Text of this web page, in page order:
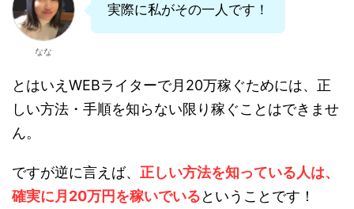
なな
実際に私がその一人です！
とはいえWEBライターで月20万稼ぐためには、正
しい方法・手順を知らない限り稼ぐことはできませ
ん。
ですが逆に言えば、 正しい方法を知っている人は、
確実に月20万円を稼いでいるということです！